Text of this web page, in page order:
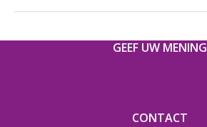
GEEF UW MENING
CONTACT